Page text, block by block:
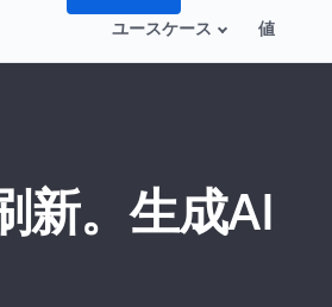
ユースケース 値
新。生成AI